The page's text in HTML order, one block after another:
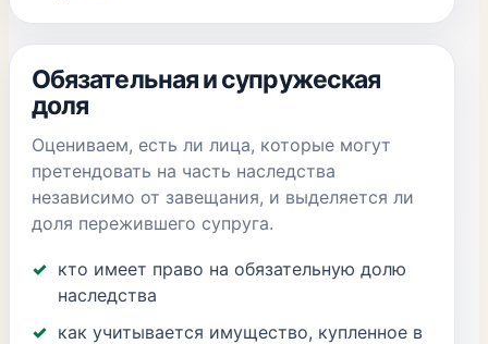
Обязательная и супружеская
доля
Оцениваем, есть ли лица, которые могут
претендовать на часть наследства
независимо от завещания, и выделяется ли
доля пережившего супруга.
кто имеет право на обязательную долю
наследства
как учитывается имущество, купленное в